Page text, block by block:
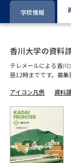
過去問題集
専門学校の資料請求
留学・進学関連、塾
大学入学共通テスト
配慮案内」の請求
幼稚園教員資格認定
学校情報
香川大学の資料
テレメールによる香川
昼12時までです。募集
アイコン凡例 資料